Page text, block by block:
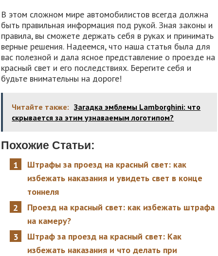
В этом сложном мире автомобилистов всегда должна
быть правильная информация под рукой. Зная законы и
правила, вы сможете держать себя в руках и принимать
верные решения. Надеемся, что наша статья была для
вас полезной и дала ясное представление о проезде на
красный свет и его последствиях. Берегите себя и
будьте внимательны на дороге!
Читайте также: Загадка эмблемы Lamborghini: что
скрывается за этим узнаваемым логотипом?
Похожие Статьи:
Штрафы за проезд на красный свет: как
избежать наказания и увидеть свет в конце
тоннеля
Проезд на красный свет: как избежать штрафа
на камеру?
Штраф за проезд на красный свет: Как
избежать наказания и что делать при